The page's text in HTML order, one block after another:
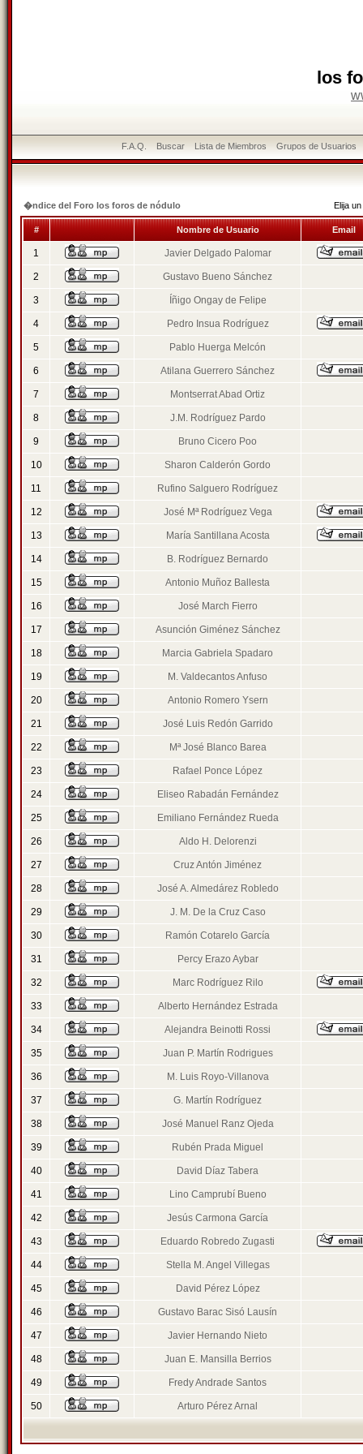
los
F.A.Q. Buscar Lista de Miembros Grupos de Usuarios
�ndice del Foro los foros de nódulo Elija
# Nombre de Usuario Email
1 Javier Delgado Palomar
2 Gustavo Bueno Sánchez
3 Íñigo Ongay de Felipe
4 Pedro Insua Rodríguez
5 Pablo Huerga Melcón
6 Atilana Guerrero Sánchez
7 Montserrat Abad Ortiz
8 J.M. Rodríguez Pardo
9 Bruno Cicero Poo
10 Sharon Calderón Gordo
11 Rufino Salguero Rodríguez
12 José Mª Rodríguez Vega
13 María Santillana Acosta
14 B. Rodríguez Bernardo
15 Antonio Muñoz Ballesta
16 José March Fierro
17 Asunción Giménez Sánchez
18 Marcia Gabriela Spadaro
19 M. Valdecantos Anfuso
20 Antonio Romero Ysern
21 José Luis Redón Garrido
22 Mª José Blanco Barea
23 Rafael Ponce López
24 Eliseo Rabadán Fernández
25 Emiliano Fernández Rueda
26 Aldo H. Delorenzi
27 Cruz Antón Jiménez
28 José A. Almedárez Robledo
29 J. M. De la Cruz Caso
30 Ramón Cotarelo García
31 Percy Erazo Aybar
32 Marc Rodríguez Rilo
33 Alberto Hernández Estrada
34 Alejandra Beinotti Rossi
35 Juan P. Martín Rodrigues
36 M. Luis Royo-Villanova
37 G. Martín Rodríguez
38 José Manuel Ranz Ojeda
39 Rubén Prada Miguel
40 David Díaz Tabera
41 Lino Camprubí Bueno
42 Jesús Carmona García
43 Eduardo Robredo Zugasti
44 Stella M. Angel Villegas
45 David Pérez López
46 Gustavo Barac Sisó Lausín
47 Javier Hernando Nieto
48 Juan E. Mansilla Berrios
49 Fredy Andrade Santos
50 Arturo Pérez Arnal